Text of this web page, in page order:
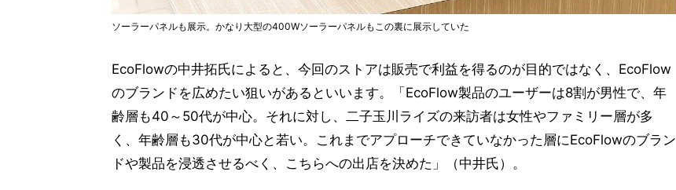
ソーラーパネルも展示。かなり大型の400Wソーラーパネルもこの裏に展示していた
EcoFlowの中井拓氏によると、今回のストアは販売で利益を得るのが目的ではなく、EcoFlow
のブランドを広めたい狙いがあるといいます。「EcoFlow製品のユーザーは8割が男性で、年
齢層も40～50代が中心。それに対し、二子玉川ライズの来訪者は女性やファミリー層が多
く、年齢層も30代が中心と若い。これまでアプローチできていなかった層にEcoFlowのブラン
ドや製品を浸透させるべく、こちらへの出店を決めた」（中井氏）。